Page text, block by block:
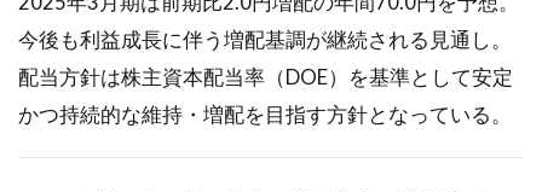
今後も利益成長に伴う増配基調が継続される見通し。
配当方針は株主資本配当率（DOE）を基準として安定
かつ持続的な維持・増配を目指す方針となっている。